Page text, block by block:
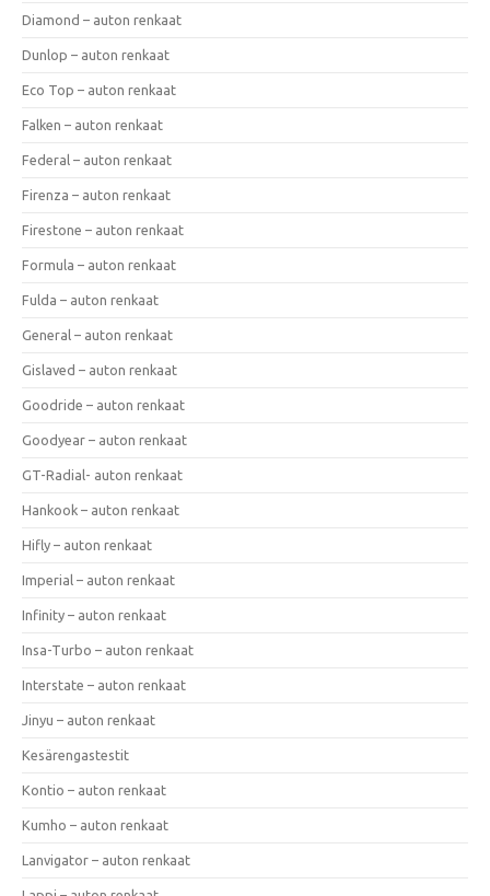
Diamond – auton renkaat
Dunlop – auton renkaat
Eco Top – auton renkaat
Falken – auton renkaat
Federal – auton renkaat
Firenza – auton renkaat
Firestone – auton renkaat
Formula – auton renkaat
Fulda – auton renkaat
General – auton renkaat
Gislaved – auton renkaat
Goodride – auton renkaat
Goodyear – auton renkaat
GT-Radial- auton renkaat
Hankook – auton renkaat
Hifly – auton renkaat
Imperial – auton renkaat
Infinity – auton renkaat
Insa-Turbo – auton renkaat
Interstate – auton renkaat
Jinyu – auton renkaat
Kesärengastestit
Kontio – auton renkaat
Kumho – auton renkaat
Lanvigator – auton renkaat